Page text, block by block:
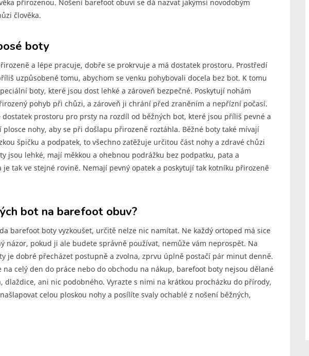
přirozenou. Nošení barefoot obuvi se dá nazvat jakýmsi novodobým
člověka.
boty
a lépe pracuje, dobře se prokrvuje a má dostatek prostoru. Prostředí
uzpůsobené tomu, abychom se venku pohybovali docela bez bot. K tomu
boty, které jsou dost lehké a zároveň bezpečné. Poskytují nohám
pohyb při chůzi, a zároveň ji chrání před zraněním a nepřízní počasí.
dostatek prostoru pro prsty na rozdíl od běžných bot, které jsou příliš pevné a
nohy, aby se při došlapu přirozeně roztáhla. Běžné boty také mívají
špičku a podpatek, to všechno zatěžuje určitou část nohy a zdravé chůzi
jsou lehké, mají měkkou a ohebnou podrážku bez podpatku, pata a
je tak ve stejné rovině. Nemají pevný opatek a poskytují tak kotníku přirozeně
bot na barefoot obuv?
barefoot boty vyzkoušet, určitě nelze nic namítat. Ne každý ortoped má sice
názor, pokud ji ale budete správně používat, nemůže vám neprospět. Na
je dobré přecházet postupně a zvolna, zprvu úplně postačí pár minut denně.
celý den do práce nebo do obchodu na nákup, barefoot boty nejsou dělané
dlaždice, ani nic podobného. Vyrazte s nimi na krátkou procházku do přírody,
celou ploskou nohy a posílíte svaly ochablé z nošení běžných,